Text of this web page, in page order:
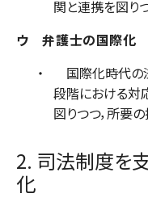
関と連携を図り
ウ 弁護士の国際化
国際化時代の
段階における対
図りつつ，所要
2. 司法制度を
化